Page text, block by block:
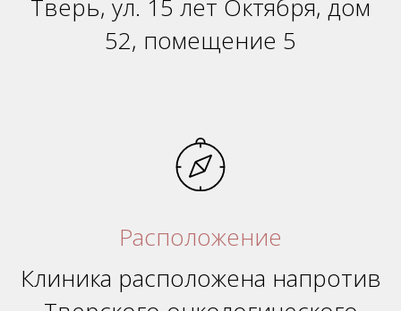
Тверь, ул. 15 лет Октября, дом
52, помещение 5
Расположение
Клиника расположена напротив